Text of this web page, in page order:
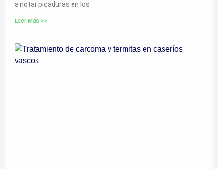
a notar picaduras en los
Leer Más >>